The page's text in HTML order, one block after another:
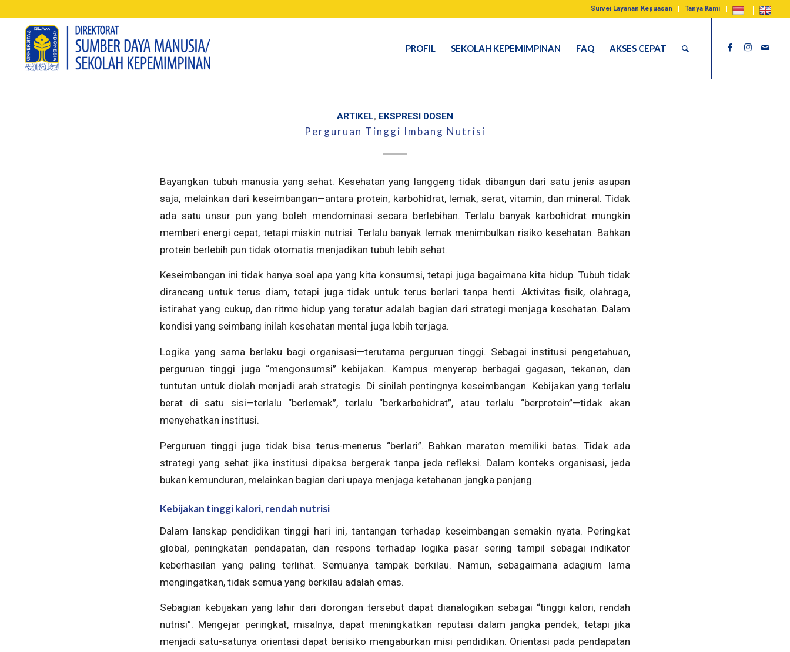
Survei Layanan Kepuasan Tanya Kami
PROFIL SEKOLAH KEPEMIMPINAN FAQ AKSES CEPAT
ARTIKEL, EKSPRESI DOSEN
Perguruan Tinggi Imbang Nutrisi
Bayangkan tubuh manusia yang sehat. Kesehatan yang langgeng tidak dibangun dari satu jenis asupan
saja, melainkan dari keseimbangan—antara protein, karbohidrat, lemak, serat, vitamin, dan mineral. Tidak
ada satu unsur pun yang boleh mendominasi secara berlebihan. Terlalu banyak karbohidrat mungkin
memberi energi cepat, tetapi miskin nutrisi. Terlalu banyak lemak menimbulkan risiko kesehatan. Bahkan
protein berlebih pun tidak otomatis menjadikan tubuh lebih sehat.
Keseimbangan ini tidak hanya soal apa yang kita konsumsi, tetapi juga bagaimana kita hidup. Tubuh tidak
dirancang untuk terus diam, tetapi juga tidak untuk terus berlari tanpa henti. Aktivitas fisik, olahraga,
istirahat yang cukup, dan ritme hidup yang teratur adalah bagian dari strategi menjaga kesehatan. Dalam
kondisi yang seimbang inilah kesehatan mental juga lebih terjaga.
Logika yang sama berlaku bagi organisasi—terutama perguruan tinggi. Sebagai institusi pengetahuan,
perguruan tinggi juga “mengonsumsi” kebijakan. Kampus menyerap berbagai gagasan, tekanan, dan
tuntutan untuk diolah menjadi arah strategis. Di sinilah pentingnya keseimbangan. Kebijakan yang terlalu
berat di satu sisi—terlalu “berlemak”, terlalu “berkarbohidrat”, atau terlalu “berprotein”—tidak akan
menyehatkan institusi.
Perguruan tinggi juga tidak bisa terus-menerus “berlari”. Bahkan maraton memiliki batas. Tidak ada
strategi yang sehat jika institusi dipaksa bergerak tanpa jeda refleksi. Dalam konteks organisasi, jeda
bukan kemunduran, melainkan bagian dari upaya menjaga ketahanan jangka panjang.
Kebijakan tinggi kalori, rendah nutrisi
Dalam lanskap pendidikan tinggi hari ini, tantangan terhadap keseimbangan semakin nyata. Peringkat
global, peningkatan pendapatan, dan respons terhadap logika pasar sering tampil sebagai indikator
keberhasilan yang paling terlihat. Semuanya tampak berkilau. Namun, sebagaimana adagium lama
mengingatkan, tidak semua yang berkilau adalah emas.
Sebagian kebijakan yang lahir dari dorongan tersebut dapat dianalogikan sebagai “tinggi kalori, rendah
nutrisi”. Mengejar peringkat, misalnya, dapat meningkatkan reputasi dalam jangka pendek, tetapi jika
menjadi satu-satunya orientasi dapat berisiko mengaburkan misi pendidikan. Orientasi pada pendapatan